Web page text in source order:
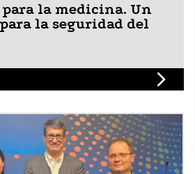
la medicina. Un
la seguridad del